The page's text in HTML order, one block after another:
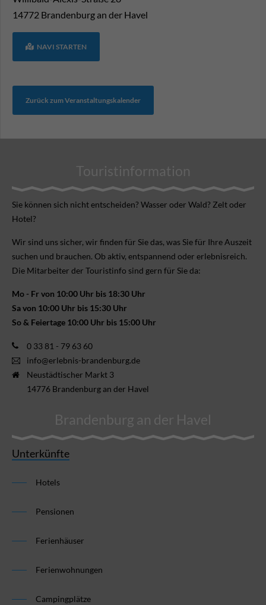
14772 Brandenburg an der Havel
NAVI STARTEN
Zurück zum Veranstaltungskalender
Touristinformation
Sie können sich nicht ent­scheiden? Wasser oder Wald? Zelt oder
Hotel?
Wir sind uns sicher, wir finden für Sie das, was Sie für Ihre Aus­zeit
suchen und brauchen. Ob aktiv, ent­spannend oder erlebnis­reich.
Die Mitarbeiter der Touristinfo sind gern für Sie da:
Mo - Fr von 10:00 Uhr bis 18:30 Uhr
Sa von 10:00 Uhr bis 15:30 Uhr
So & Feiertage 10:00 Uhr bis 15:00 Uhr
0 33 81 - 79 63 60
info@erlebnis-brandenburg.de
Neustädtischer Markt 3
14776 Brandenburg an der Havel
Brandenburg an der Havel
Unterkünfte
Hotels
Pensionen
Ferienhäuser
Ferienwohnungen
Campingplätze